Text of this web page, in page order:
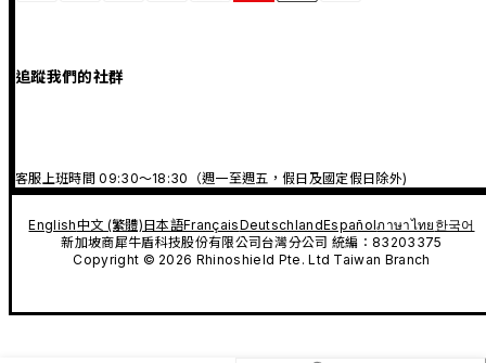
追蹤我們的社群
客服上班時間 09:30～18:30（週一至週五，假日及國定假日除外)
English中文 (繁體)日本語FrançaisDeutschlandEspañolภาษาไทย 한국어
新加坡商犀牛盾科技股份有限公司台灣分公司 統編：83203375
Copyright © 2026 Rhinoshield Pte. Ltd Taiwan Branch